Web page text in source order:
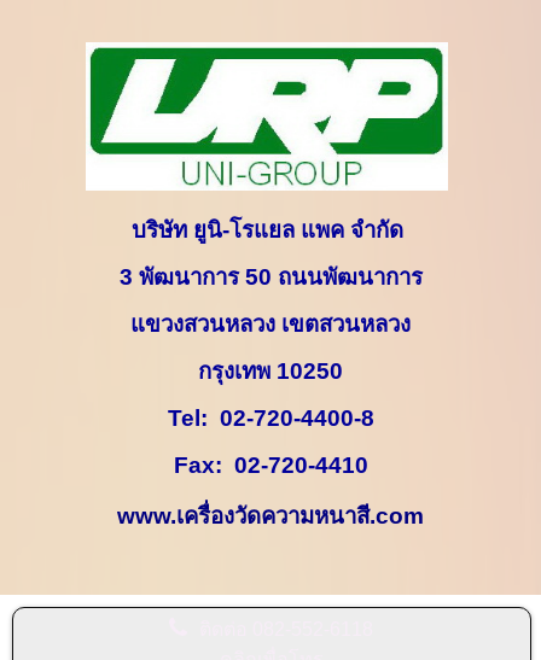
บริษัท ยูนิ-โรแยล แพค จำกัด
3 พัฒนาการ50 ถนนพัฒนาการ
แขวงสวนหลวง เขตสวนหลวง
กรุงเทพ 10250
Tel: 02-720-4400-8
Fax: 02-720-4410
www.เครื่องวัดความหนาสี.com